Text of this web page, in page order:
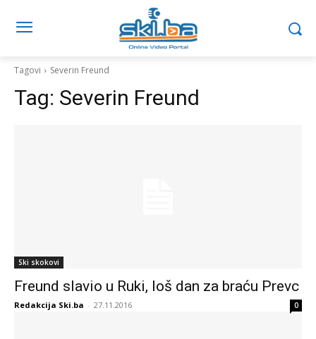
Tagovi Severin Freund
Tag: Severin Freund
Ski skokovi
Freund slavio u Ruki, loš dan za braću Prevc
Redakcija Ski.ba - 27.11.2016 0